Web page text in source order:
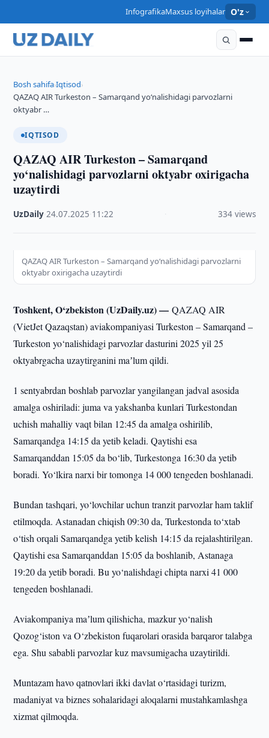
InfografikaMaxsus loyihalar O'z
Bosh sahifa›Iqtisod›
QAZAQ AIR Turkeston – Samarqand yo‘nalishidagi parvozlarni
oktyabr …
IQTISOD
QAZAQ AIR Turkeston – Samarqand
yo‘nalishidagi parvozlarni oktyabr oxirigacha
uzaytirdi
UzDaily ·24.07.2025 11:22 334 views
QAZAQ AIR Turkeston – Samarqand yo‘nalishidagi parvozlarni
oktyabr oxirigacha uzaytirdi
Toshkent, O‘zbekiston (UzDaily.uz) —QAZAQ AIR
(VietJet Qazaqstan) aviakompaniyasi Turkeston – Samarqand –
Turkeston yo‘nalishidagi parvozlar dasturini 2025 yil 25
oktyabrgacha uzaytirganini maʼlum qildi.
1 sentyabrdan boshlab parvozlar yangilangan jadval asosida
amalga oshiriladi: juma va yakshanba kunlari Turkestondan
uchish mahalliy vaqt bilan 12:45 da amalga oshirilib,
Samarqandga 14:15 da yetib keladi. Qaytishi esa
Samarqanddan 15:05 da bo‘lib, Turkestonga 16:30 da yetib
boradi. Yo‘lkira narxi bir tomonga 14 000 tengeden boshlanadi.
Bundan tashqari, yo‘lovchilar uchun tranzit parvozlar ham taklif
etilmoqda. Astanadan chiqish 09:30 da, Turkestonda to‘xtab
o‘tish orqali Samarqandga yetib kelish 14:15 da rejalashtirilgan.
Qaytishi esa Samarqanddan 15:05 da boshlanib, Astanaga
19:20 da yetib boradi. Bu yo‘nalishdagi chipta narxi 41 000
tengeden boshlanadi.
Aviakompaniya maʼlum qilishicha, mazkur yo‘nalish
Qozog‘iston va O‘zbekiston fuqarolari orasida barqaror talabga
ega. Shu sababli parvozlar kuz mavsumigacha uzaytirildi.
Muntazam havo qatnovlari ikki davlat o‘rtasidagi turizm,
madaniyat va biznes sohalaridagi aloqalarni mustahkamlashga
xizmat qilmoqda.